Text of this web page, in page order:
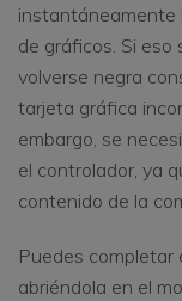
instantáneamente
de gráficos. Si eso
volverse negra
tarjeta gráfica
embargo, se
el controlador, ya
contenido de la
Puedes completar
abriéndola en el